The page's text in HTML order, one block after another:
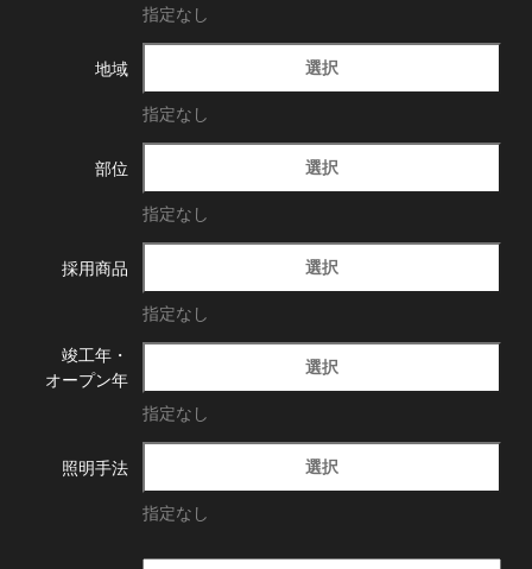
指定なし
地域 選択
指定なし
部位 選択
指定なし
採用商品 選択
指定なし
竣工年・
オープン年
選択
指定なし
照明手法 選択
指定なし